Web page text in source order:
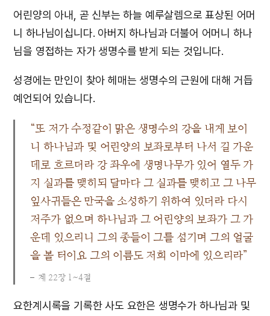
어린양의 아내, 곧 신부는 하늘 예루살렘으로 표상된 어머
니 하나님이십니다. 아버지 하나님과 더불어 어머니 하나
님을 영접하는 자가 생명수를 받게 되는 것입니다.
성경에는 만인이 찾아 헤매는 생명수의 근원에 대해 거듭
예언되어 있습니다.
“또 저가 수정같이 맑은 생명수의 강을 내게 보이
니 하나님과 및 어린양의 보좌로부터 나서 길 가운
데로 흐르더라 강 좌우에 생명나무가 있어 열두 가
지 실과를 맺히되 달마다 그 실과를 맺히고 그 나무
잎사귀들은 만국을 소성하기 위하여 있더라 다시
저주가 없으며 하나님과 그 어린양의 보좌가 그 가
운데 있으리니 그의 종들이 그를 섬기며 그의 얼굴
을 볼 터이요 그의 이름도 저희 이마에 있으리라”
계 22장 1~4절
요한계시록을 기록한 사도 요한은 생명수가 하나님과 및